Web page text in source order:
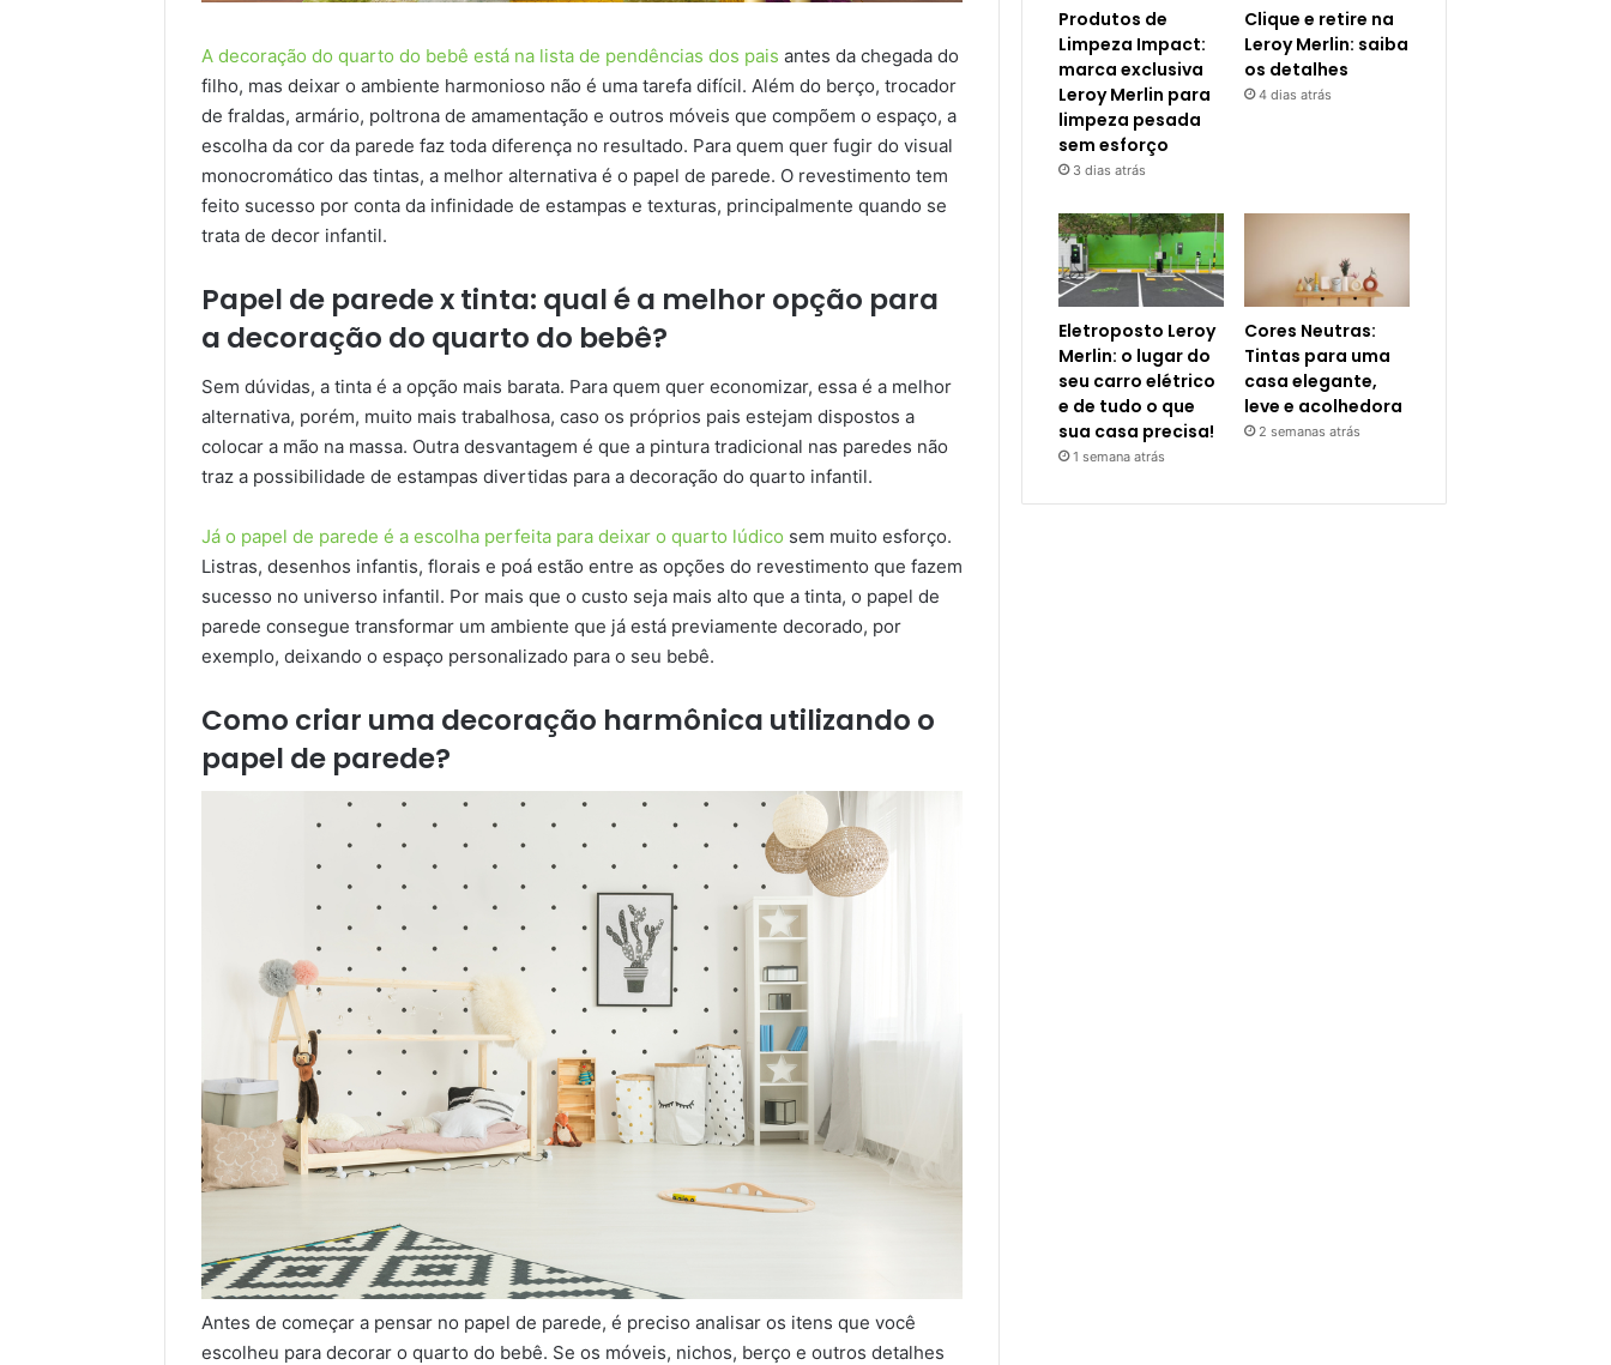
A decoração do quarto do bebê está na lista de pendências dos pais antes da chegada do
filho, mas deixar o ambiente harmonioso não é uma tarefa difícil. Além do berço, trocador
de fraldas, armário, poltrona de amamentação e outros móveis que compõem o espaço, a
escolha da cor da parede faz toda diferença no resultado. Para quem quer fugir do visual
monocromático das tintas, a melhor alternativa é o papel de parede. O revestimento tem
feito sucesso por conta da infinidade de estampas e texturas, principalmente quando se
trata de decor infantil.
Papel de parede x tinta: qual é a melhor opção para
a decoração do quarto do bebê?
Sem dúvidas, a tinta é a opção mais barata. Para quem quer economizar, essa é a melhor
alternativa, porém, muito mais trabalhosa, caso os próprios pais estejam dispostos a
colocar a mão na massa. Outra desvantagem é que a pintura tradicional nas paredes não
traz a possibilidade de estampas divertidas para a decoração do quarto infantil.
Já o papel de parede é a escolha perfeita para deixar o quarto lúdico sem muito esforço.
Listras, desenhos infantis, florais e poá estão entre as opções do revestimento que fazem
sucesso no universo infantil. Por mais que o custo seja mais alto que a tinta, o papel de
parede consegue transformar um ambiente que já está previamente decorado, por
exemplo, deixando o espaço personalizado para o seu bebê.
Como criar uma decoração harmônica utilizando o
papel de parede?
Antes de começar a pensar no papel de parede, é preciso analisar os itens que você
escolheu para decorar o quarto do bebê. Se os móveis, nichos, berço e outros detalhes
Produtos de
Limpeza Impact:
marca exclusiva
Leroy Merlin para
limpeza pesada
sem esforço
3 dias atrás
Clique e retire na
Leroy Merlin: saiba
os detalhes
4 dias atrás
Eletroposto Leroy
Merlin: o lugar do
seu carro elétrico
e de tudo o que
sua casa precisa!
1 semana atrás
Cores Neutras:
Tintas para uma
casa elegante,
leve e acolhedora
2 semanas atrás